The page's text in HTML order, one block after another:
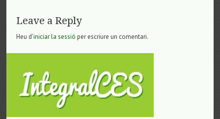
Leave a Reply
Heu d'iniciar la sessió per escriure un comentari.